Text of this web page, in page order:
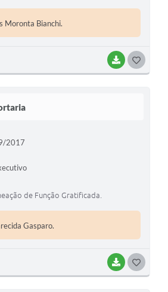
BAIXAR
Moronta Bianchi.
BAIXAR
2017
de Função Gratificada.
Gasparo.